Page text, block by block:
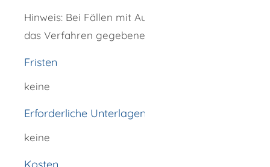
Hinweis: Bei Fällen mit Auslandsbezug weicht
das Verfahren gegebenenfalls ab.
Fristen
keine
Erforderliche Unterlagen
keine
Kosten